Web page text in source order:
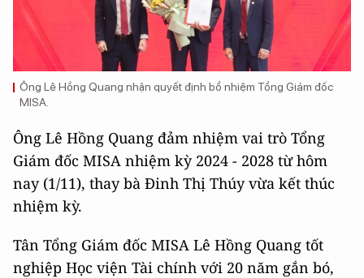
Ông Lê Hồng Quang nhận quyết định bổ nhiệm Tổng Giám đốc
MISA.
Ông Lê Hồng Quang đảm nhiệm vai trò Tổng
Giám đốc MISA nhiệm kỳ 2024 - 2028 từ hôm
nay (1/11), thay bà Đinh Thị Thúy vừa kết thúc
nhiệm kỳ.
Tân Tổng Giám đốc MISA Lê Hồng Quang tốt
nghiệp Học viện Tài chính với 20 năm gắn bó,